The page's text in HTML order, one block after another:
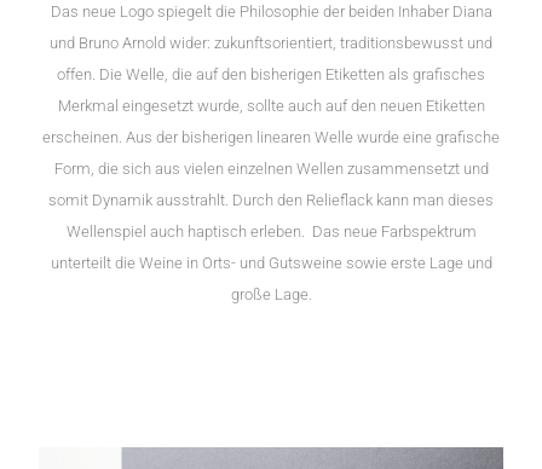
Das neue Logo spiegelt die Philosophie der beiden Inhaber Diana
und Bruno Arnold wider: zukunftsorientiert, traditionsbewusst und
offen. Die Welle, die auf den bisherigen Etiketten als grafisches
Merkmal eingesetzt wurde, sollte auch auf den neuen Etiketten
erscheinen. Aus der bisherigen linearen Welle wurde eine grafische
Form, die sich aus vielen einzelnen Wellen zusammensetzt und
somit Dynamik ausstrahlt. Durch den Relieflack kann man dieses
Wellenspiel auch haptisch erleben. Das neue Farbspektrum
unterteilt die Weine in Orts- und Gutsweine sowie erste Lage und
große Lage.